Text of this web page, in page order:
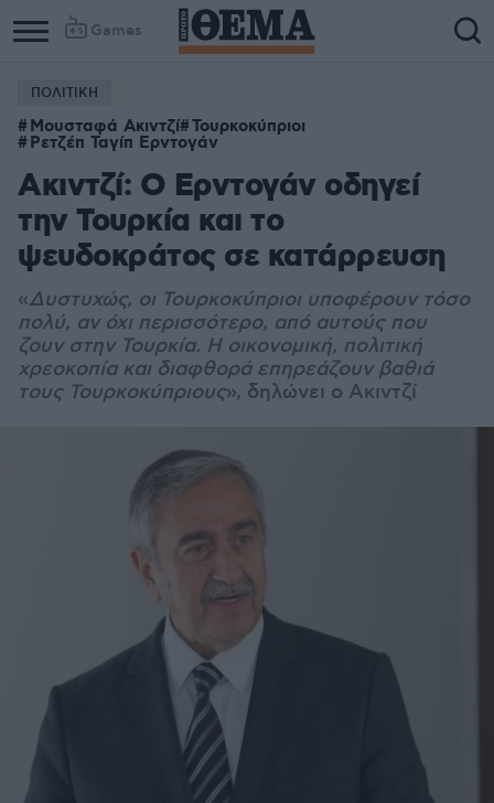
Games
ΠΟΛΙΤΙΚΗ
Μουσταφά Ακιντζί Τουρκοκύπριοι
Ρετζέπ Ταγίπ Ερντογάν
Ακιντζί: Ο Ερντογάν οδηγεί
την Τουρκία και το
ψευδοκράτος σε κατάρρευση
«Δυστυχώς, οι Τουρκοκύπριοι υποφέρουν τόσο
πολύ, αν όχι περισσότερο, από αυτούς που
ζουν στην Τουρκία. Η οικονομική, πολιτική
χρεοκοπία και διαφθορά επηρεάζουν βαθιά
τους Τουρκοκύπριους», δηλώνει ο Ακιντζί